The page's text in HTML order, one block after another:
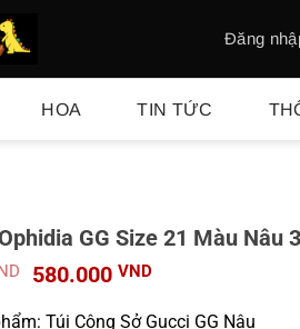
Đăng
HOA TIN TỨC
GG Size 21 Màu Nâu
Giá
là:
580.000 VNDGiá
tại
Túi Công Sở Gucci GG Nâu